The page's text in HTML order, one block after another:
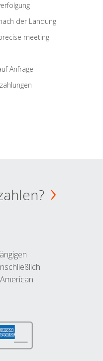
der Landung
meeting
Anfrage